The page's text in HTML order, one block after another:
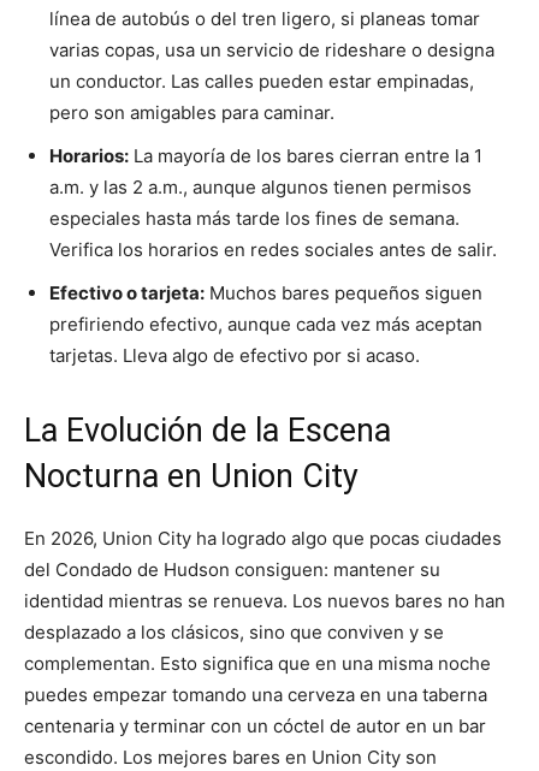
línea de autobús o del tren ligero, si planeas tomar
varias copas, usa un servicio de rideshare o designa
un conductor. Las calles pueden estar empinadas,
pero son amigables para caminar.
Horarios: La mayoría de los bares cierran entre la 1
a.m. y las 2 a.m., aunque algunos tienen permisos
especiales hasta más tarde los fines de semana.
Verifica los horarios en redes sociales antes de salir.
Efectivo o tarjeta: Muchos bares pequeños siguen
prefiriendo efectivo, aunque cada vez más aceptan
tarjetas. Lleva algo de efectivo por si acaso.
La Evolución de la Escena
Nocturna en Union City
En 2026, Union City ha logrado algo que pocas ciudades
del Condado de Hudson consiguen: mantener su
identidad mientras se renueva. Los nuevos bares no han
desplazado a los clásicos, sino que conviven y se
complementan. Esto significa que en una misma noche
puedes empezar tomando una cerveza en una taberna
centenaria y terminar con un cóctel de autor en un bar
escondido. Los mejores bares en Union City son